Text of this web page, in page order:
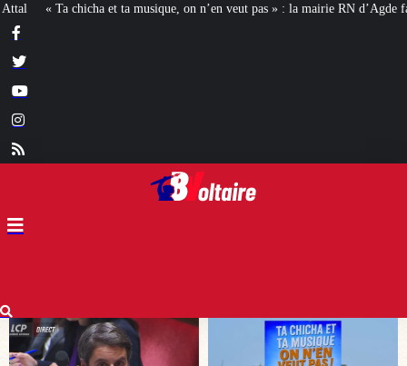
n’en veut pas » : la mairie RN d’Agde face à la meute « antiraciste » La